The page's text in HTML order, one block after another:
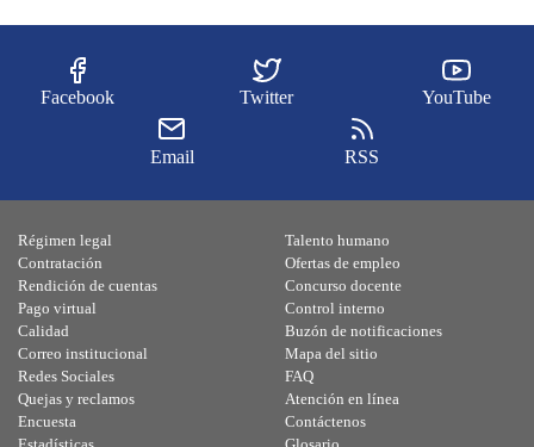
Facebook Twitter YouTube
Email RSS
Régimen legal
Contratación
Rendición de cuentas
Pago virtual
Calidad
Talento humano
Ofertas de empleo
Concurso docente
Control interno
Buzón de notificaciones
Correo institucional
Redes Sociales
Quejas y reclamos
Encuesta
Mapa del sitio
FAQ
Atención en línea
Contáctenos